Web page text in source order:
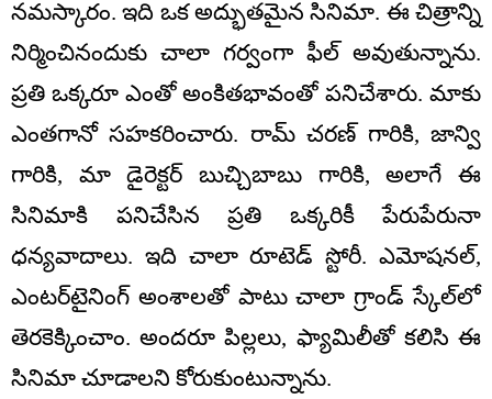
నమస్కారం. ఇది ఒక అద్భుతమైన సినిమా. ఈ చిత్రాన్ని
నిర్మించినందుకు చాలా గర్వంగా ఫీల్ అవుతున్నాను.
ప్రతి ఒక్కరూ ఎంతో అంకితభావంతో పనిచేశారు. మాకు
ఎంతగానో సహకరించారు. రామ్ చరణ్ గారికి, జాన్వి
గారికి, మా డైరెక్టర్ బుచ్చిబాబు గారికి, అలాగే ఈ
సినిమాకి పనిచేసిన ప్రతి ఒక్కరికీ పేరుపేరునా
ధన్యవాదాలు. ఇది చాలా రూటెడ్ స్టోరీ. ఎమోషనల్,
ఎంటర్‌టైనింగ్ అంశాలతో పాటు చాలా గ్రాండ్ స్కేల్‌లో
తెరకెక్కించాం. అందరూ పిల్లలు, ఫ్యామిలీతో కలిసి ఈ
సినిమా చూడాలని కోరుకుంటున్నాను.